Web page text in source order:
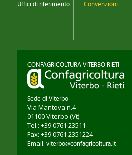
Uffici di riferimento
Convenzioni
CONFAGRICOLTURA VITERBO RIETI
Sede di Viterbo
Via Mantova n.4
01100Viterbo (Vt)
Tel.: +39 0761 23511
Fax: +39 0761 2351224
Email: viterbo@confagricoltura.it